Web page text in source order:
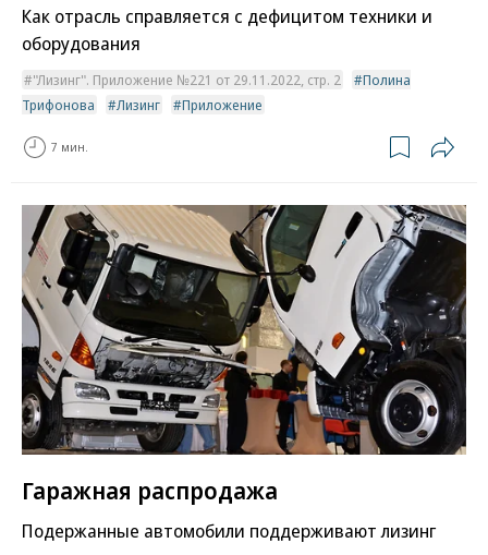
Как отрасль справляется с дефицитом техники и
оборудования
"Лизинг". Приложение №221 от 29.11.2022, стр. 2
Полина
Трифонова
Лизинг Приложение
7 мин.
Гаражная распродажа
Подержанные автомобили поддерживают лизинг